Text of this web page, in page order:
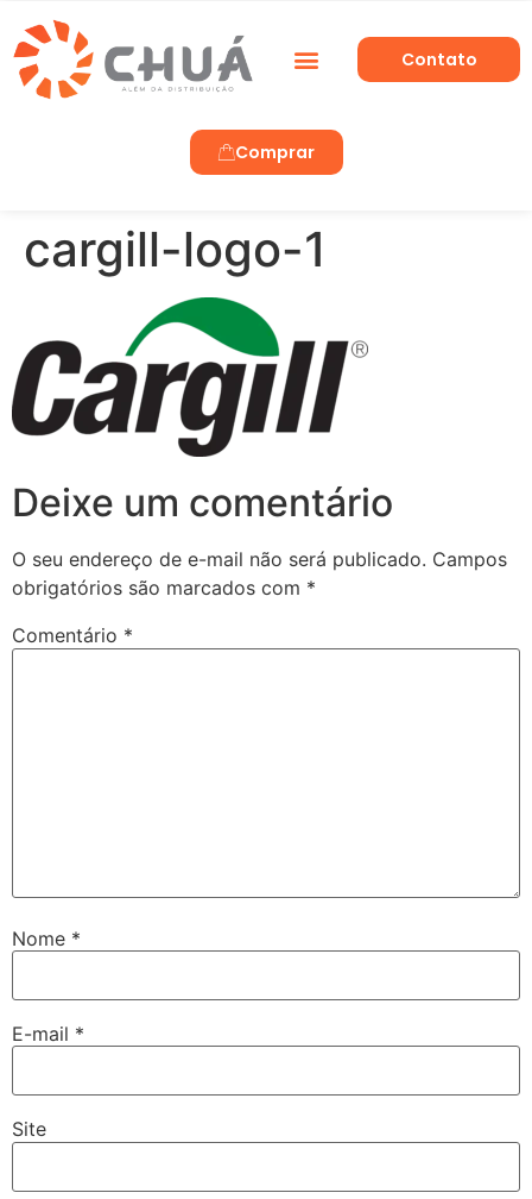
Comprar
Contato
cargill-logo-1
Deixe um comentário
O seu endereço de e-mail não será publicado. Campos
obrigatórios são marcados com *
Comentário *
Nome *
E-mail *
Site